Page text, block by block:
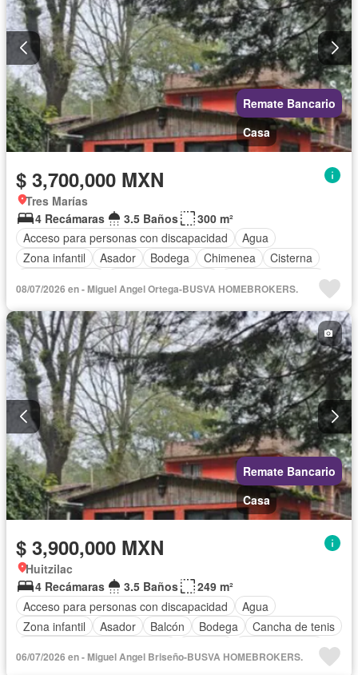
Recámara con closet
Caseta de vigilancia Sin amueblar
Remate Bancario
Casa
$ 3,700,000 MXN
Tres Marías
4 Recámaras
3.5 Baños
300 m²
Acceso para personas con discapacidad
Agua
Zona infantil
Asador Bodega Chimenea
Cisterna
Electricidad
Estacionamiento Gas natural
Internet
Jacuzzi
Jardín Recámara con closet
Seguridad
Televisión por cable
Terraza Vista panorámica
Wifi
Zonas verdes
Sin amueblar
08/07/2026 en - Miguel Angel Ortega-BUSVA HOMEBROKERS.
Remate Bancario
Casa
$ 3,900,000 MXN
Huitzilac
4 Recámaras
3.5 Baños
249 m²
Acceso para personas con discapacidad
Agua
Zona infantil
Asador Balcón Bodega
Cancha de tenis
Cuarto de Limpieza
Cuarto de servicio
Electricidad
06/07/2026 en - Miguel Angel Briseño-BUSVA HOMEBROKERS.